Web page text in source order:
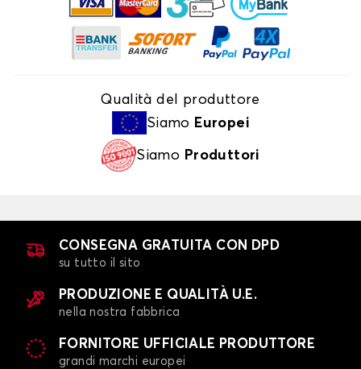
Qualità del produttore
Siamo Europei
Siamo Produttori
CONSEGNA GRATUITA CON DPD
su tutto il sito
PRODUZIONE E QUALITÀ U.E.
nella nostra fabbrica
FORNITORE UFFICIALE PRODUTTORE
grandi marchi europei